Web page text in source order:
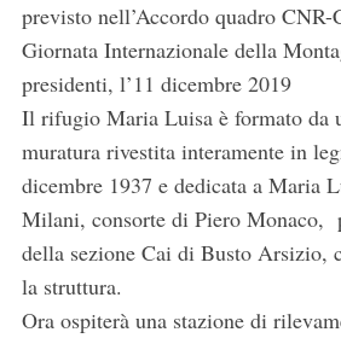
previsto nell’Accordo quadro
Giornata Internazionale della
presidenti, l’11 dicembre 2019
Il rifugio Maria Luisa è formato da
muratura rivestita interamente in
dicembre 1937 e dedicata a Maria
Milani, consorte di Piero Monaco,
della sezione Cai di Busto Arsizio,
la struttura.
Ora ospiterà una stazione di